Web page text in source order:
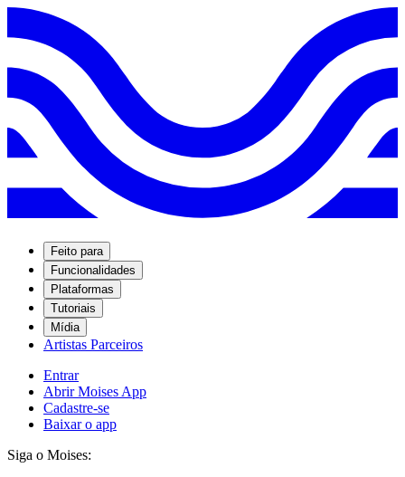
Feito para
Funcionalidades
Plataformas
Tutoriais
Mídia
Artistas Parceiros
Entrar
Abrir Moises App
Cadastre-se
Baixar o app
Siga o Moises: